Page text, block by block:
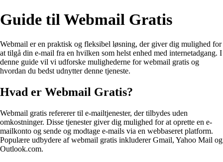
Guide til Webmail Gratis
Webmail er en praktisk og fleksibel løsning, der giver dig mulighed for
at tilgå din e-mail fra en hvilken som helst enhed med internetadgang. I
denne guide vil vi udforske mulighederne for webmail gratis og
hvordan du bedst udnytter denne tjeneste.
Hvad er Webmail Gratis?
Webmail gratis refererer til e-mailtjenester, der tilbydes uden
omkostninger. Disse tjenester giver dig mulighed for at oprette en e-
mailkonto og sende og modtage e-mails via en webbaseret platform.
Populære udbydere af webmail gratis inkluderer Gmail, Yahoo Mail og
Outlook.com.